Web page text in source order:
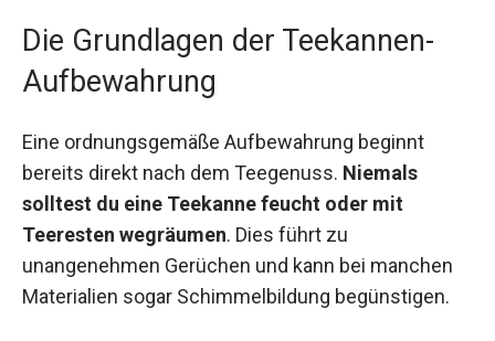
Die Grundlagen der Teekannen-
Aufbewahrung
Eine ordnungsgemäße Aufbewahrung beginnt
bereits direkt nach dem Teegenuss. Niemals
solltest du eine Teekanne feucht oder mit
Teeresten wegräumen. Dies führt zu
unangenehmen Gerüchen und kann bei manchen
Materialien sogar Schimmelbildung begünstigen.